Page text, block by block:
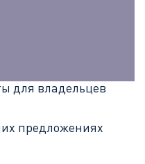
для владельцев
предложениях